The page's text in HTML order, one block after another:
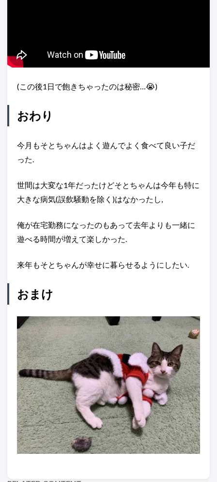
(この後1日で飽きちゃったのは秘密…😭)
おわり
今月もそとちゃんはよく遊んでよく食べて良い子だ
った.
世間は大変な1年だったけどそとちゃんは今年も特に
大きな病気(誤飲騒動を除く)はなかったし,
俺が在宅勤務になったのもあって去年よりも一緒に
遊べる時間が増えて楽しかった.
来年もそとちゃんが幸せに暮らせるようにしたい.
おまけ